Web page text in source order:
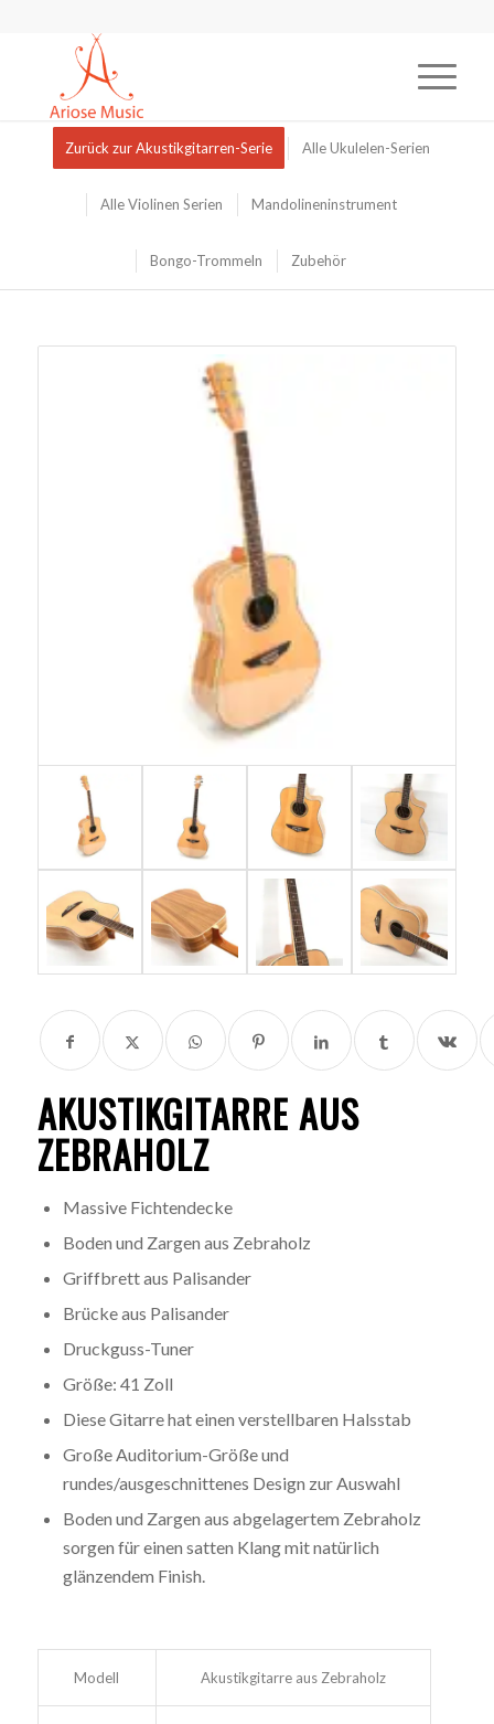
Zurück zur Akustikgitarren-Serie Alle Ukulelen-Serien
Alle Violinen Serien Mandolineninstrument
Bongo-Trommeln Zubehör
AKUSTIKGITARRE AUS
ZEBRAHOLZ
Massive Fichtendecke
Boden und Zargen aus Zebraholz
Griffbrett aus Palisander
Brücke aus Palisander
Druckguss-Tuner
Größe: 41 Zoll
Diese Gitarre hat einen verstellbaren Halsstab
Große Auditorium-Größe und
rundes/ausgeschnittenes Design zur Auswahl
Boden und Zargen aus abgelagertem Zebraholz
sorgen für einen satten Klang mit natürlich
glänzendem Finish.
Modell Akustikgitarre aus Zebraholz